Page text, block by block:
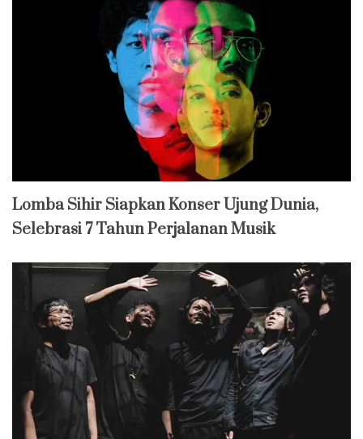
Lomba Sihir Siapkan Konser Ujung Dunia,
Selebrasi 7 Tahun Perjalanan Musik